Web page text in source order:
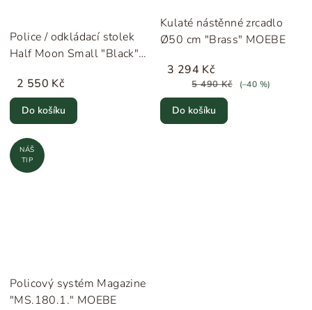
Police / odkládací stolek
Half Moon Small "Black"
2 550 Kč
Do košíku
Kulaté nástěnné zrcadlo
Ø50 cm "Brass" MOEBE
3 294 Kč
5 490 Kč (–40 %)
Do košíku
NÁŠ
TIP
Policový systém Magazine
"MS.180.1." MOEBE